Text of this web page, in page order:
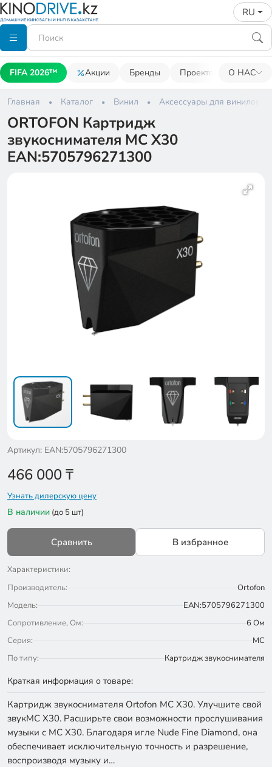
RU
FIFA 2026™ Акции Бренды Проекторы О НАС
Главная Каталог Винил Аксессуары для
ORTOFON Картридж
звукоснимателя MC Х30
EAN:5705796271300
Артикул: EAN:5705796271300
466 000₸
Узнать дилерскую цену
В наличии (до 5 шт)
Сравнить В избранное
Характеристики:
Производитель:
Ortofon
Модель:
EAN:5705796271300
Сопротивление, Ом:
6 Ом
Серия:
MC
По типу:
Картридж звукоснимателя
Краткая информация о товаре:
Картридж звукоснимателя Ortofon MC X30. Улучшите свой
звукМС Х30. Расширьте свои возможности прослушивания
музыки с MC X30. Благодаря игле Nude Fine Diamond, она
обеспечивает исключительную точность и разрешение,
воспроизводя музыку и…